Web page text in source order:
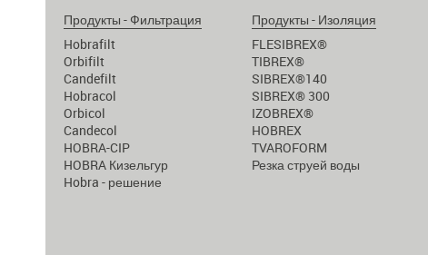
Продукты - Фильтрация
Hobrafilt
Orbifilt
Candefilt
Hobracol
Orbicol
Candecol
HOBRA-CIP
HOBRA Кизельгур
Hobra - решение
Продукты - Изоляция
FLESIBREX®
TIBREX®
SIBREX®140
SIBREX® 300
IZOBREX®
HOBREX
TVAROFORM
Резка струей воды